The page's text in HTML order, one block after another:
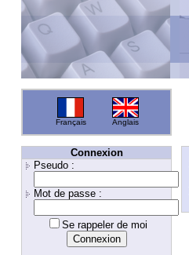
Français Anglais
Connexion
Pseudo :
Mot de passe :
Se rappeler de moi